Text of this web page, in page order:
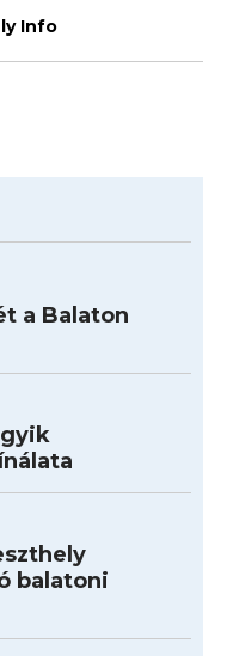
Info
a Balaton
balatoni